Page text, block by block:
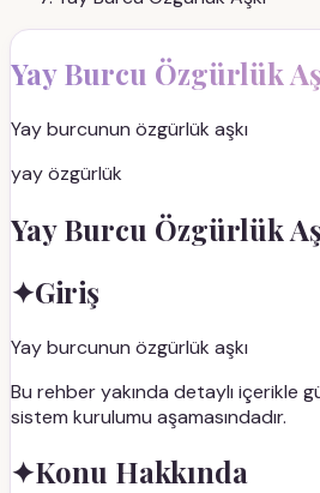
Yay Burcu Özgürlük
Yay burcunun özgürlük aşkı
yay özgürlük
Yay Burcu Özgürlük
✦Giriş
Yay burcunun özgürlük aşkı
Bu rehber yakında detaylı içerikle
sistem kurulumu aşamasındadır.
✦Konu Hakkında